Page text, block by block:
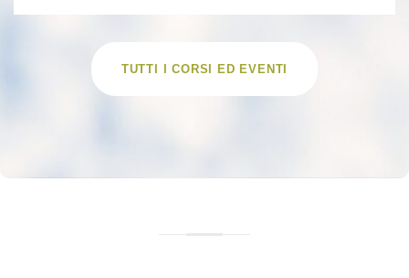
TUTTI I CORSI ED EVENTI